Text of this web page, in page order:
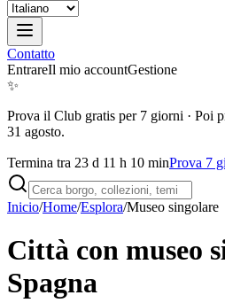
Contatto
EntrareIl mio accountGestione
✨
Prova il Club gratis per 7 giorni · Poi
31 agosto.
Termina tra 23 d 11 h 10 minProva 7
Inicio/Home/Esplora/Museo singolare
Città con museo
Spagna